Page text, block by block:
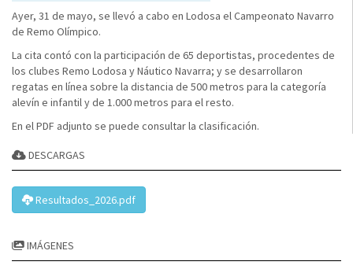
Ayer, 31 de mayo, se llevó a cabo en Lodosa el Campeonato Navarro
de Remo Olímpico.
La cita contó con la participación de 65 deportistas, procedentes de
los clubes Remo Lodosa y Náutico Navarra; y se desarrollaron
regatas en línea sobre la distancia de 500 metros para la categoría
alevín e infantil y de 1.000 metros para el resto.
En el PDF adjunto se puede consultar la clasificación.
DESCARGAS
Resultados_2026.pdf
IMÁGENES